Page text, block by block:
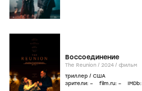
Воссоединение
The Reunion / 2024 / фильм
триллер / США
зрители: – film.ru: – IMDb: